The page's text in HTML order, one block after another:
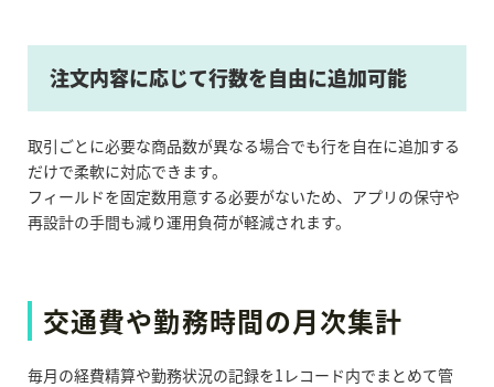
注文内容に応じて行数を自由に追加可能
取引ごとに必要な商品数が異なる場合でも行を自在に追加する
だけで柔軟に対応できます。
フィールドを固定数用意する必要がないため、アプリの保守や
再設計の手間も減り運用負荷が軽減されます。
交通費や勤務時間の月次集計
毎月の経費精算や勤務状況の記録を1レコード内でまとめて管